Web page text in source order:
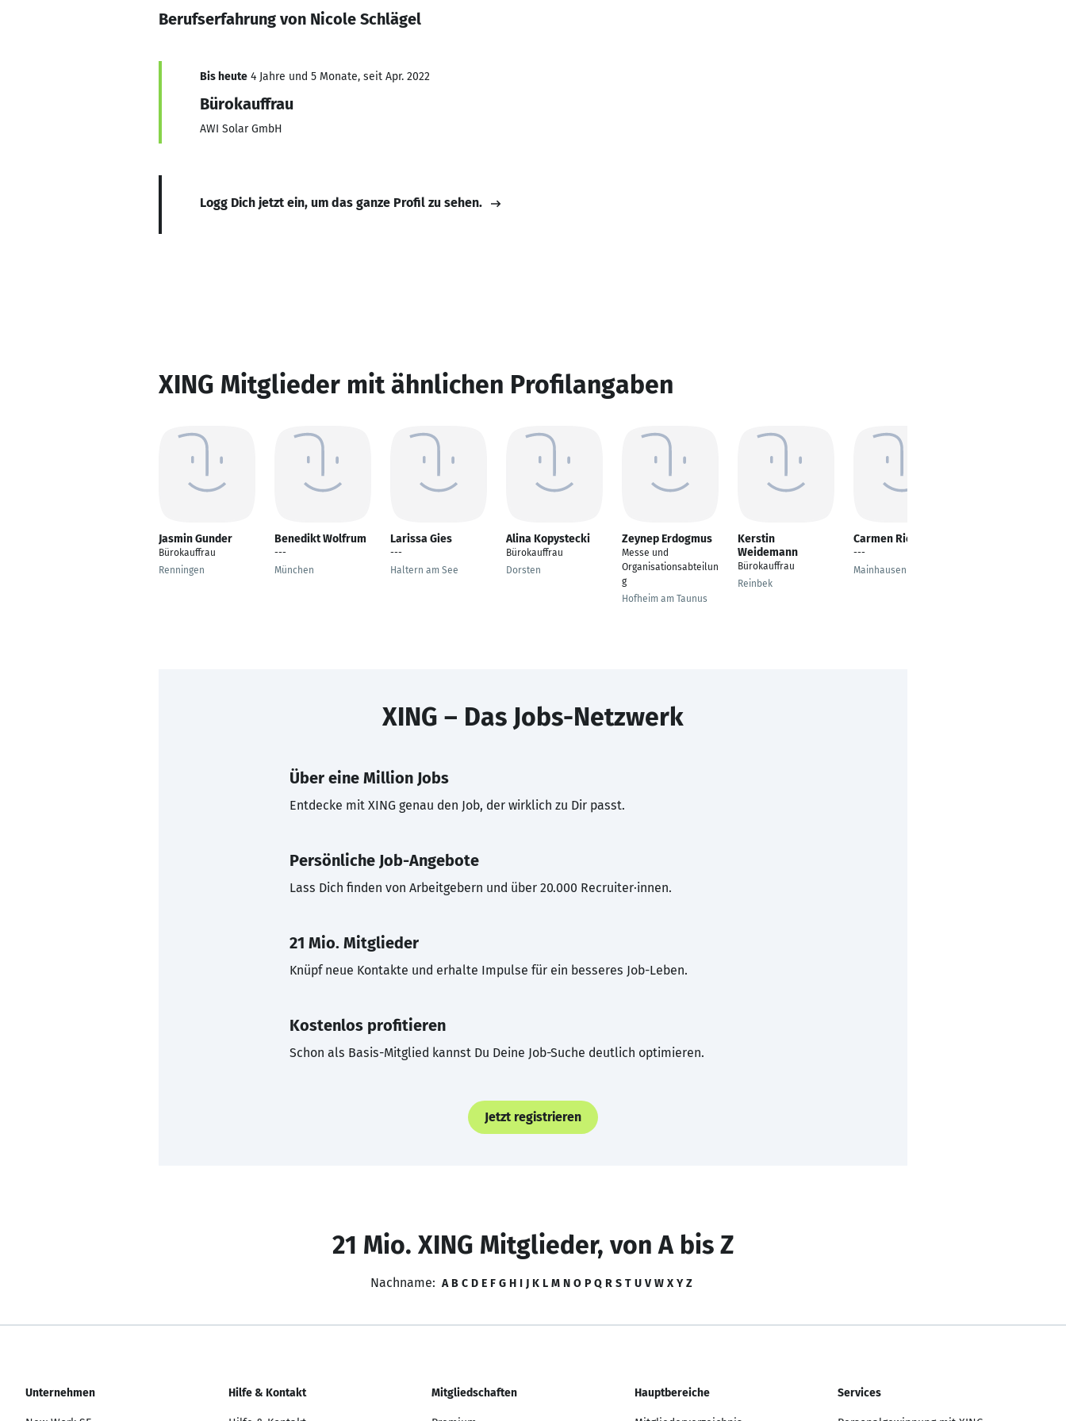
Berufserfahrung von Nicole Schlägel
Bis heute 4 Jahre und 5 Monate, seit Apr. 2022
Bürokauffrau
AWI Solar GmbH
Logg Dich jetzt ein, um das ganze Profil zu sehen.
XING Mitglieder mit ähnlichen Profilangaben
Jasmin Gunder
Bürokauffrau
Renningen
Benedikt Wolfrum
---
München
Larissa Gies
---
Haltern am See
Alina Kopystecki
Bürokauffrau
Dorsten
Zeynep Erdogmus
Messe und
Organisationsabteilun
g
Hofheim am Taunus
Kerstin
Weidemann
Bürokauffrau
Reinbek
Carmen Riegel
---
Mainhausen
XING – Das Jobs-Netzwerk
Über eine Million Jobs
Entdecke mit XING genau den Job, der wirklich zu Dir passt.
Persönliche Job-Angebote
Lass Dich finden von Arbeitgebern und über 20.000 Recruiter·innen.
21 Mio. Mitglieder
Knüpf neue Kontakte und erhalte Impulse für ein besseres Job-Leben.
Kostenlos profitieren
Schon als Basis-Mitglied kannst Du Deine Job-Suche deutlich optimieren.
Jetzt registrieren
21 Mio. XING Mitglieder, von A bis Z
Nachname: A B C D E F G H I J K L M N O P Q R S T U V W X Y Z
Unternehmen Hilfe & Kontakt Mitgliedschaften Hauptbereiche Services